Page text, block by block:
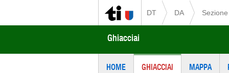
DT DA
Ghiacciai
HOME GHIACCIAI MAPPA